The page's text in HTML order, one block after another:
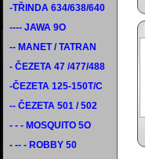
-TŘINDA 634/638/640
---- JAWA 9O
-- MANET / TATRAN
- ČEZETA 47 /477/488
-ČEZETA 125-150T/C
-- ČEZETA 501 / 502
- - - MOSQUITO 5O
- -- - ROBBY 50